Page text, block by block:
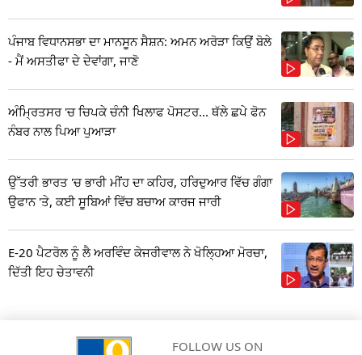
ਪੰਜਾਬ ਵਿਧਾਨਸਭਾ ਦਾ ਮਾਨਸੂਨ ਸੈਸ਼ਨ: ਅਮਨ ਅਰੋੜਾ ਕਿਉਂ ਬੋਲੇ
- ਮੈਂ ਅਸਤੀਫਾ ਦੇ ਦੇਵਾਂਗਾ, ਜਾਣੋ
ਅੰਮ੍ਰਿਤਸਰ 'ਚ ਚਿਪਕੇ ਚੰਨੀ ਖਿਲਾਫ ਪੋਸਟਰ... ਥੱਲੇ ਛਪੇ ਫੋਨ
ਨੰਬਰ ਨਾਲ ਪਿਆ ਪੁਆੜਾ
ਉੱਤਰੀ ਭਾਰਤ 'ਚ ਭਾਰੀ ਮੀਂਹ ਦਾ ਕਹਿਰ, ਹਰਿਦੁਆਰ ਵਿੱਚ ਗੰਗਾ
ਉਫਾਨ 'ਤੇ, ਕਈ ਸੂਬਿਆਂ ਵਿੱਚ ਬਚਾਅ ਕਾਰਜ ਜਾਰੀ
E-20 ਪੈਟਰੋਲ ਨੂੰ ਲੈ ਅਰਵਿੰਦ ਕੇਜਰੀਵਾਲ ਨੇ ਖੋਲ੍ਹਿਆ ਮੋਰਚਾ,
ਦਿੱਤੀ ਇਹ ਚੇਤਾਵਨੀ
FOLLOW US ON